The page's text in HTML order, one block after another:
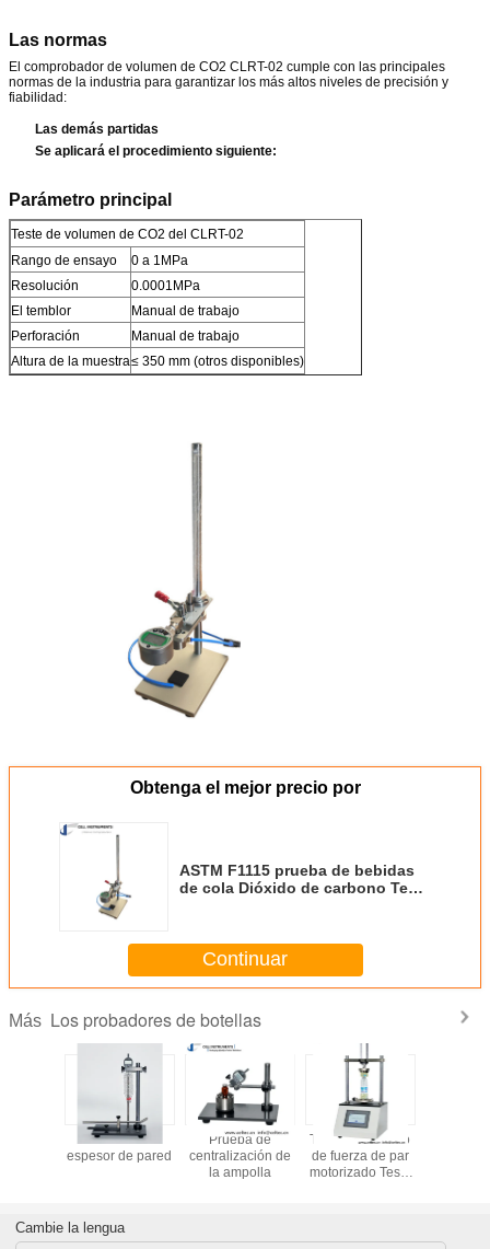
Las normas
El comprobador de volumen de CO2 CLRT-02 cumple con las principales
normas de la industria para garantizar los más altos niveles de precisión y
fiabilidad:
Las demás partidas
Se aplicará el procedimiento siguiente:
Parámetro principal
Teste de volumen de CO2 del CLRT-02
Rango de ensayo
0 a 1MPa
Resolución
0.0001MPa
El temblor
Manual de trabajo
Perforación
Manual de trabajo
Altura de la muestra≤ 350 mm (otros disponibles)
Obtenga el mejor precio por
ASTM F1115 prueba de bebidas
de cola Dióxido de carbono Testa
agitación manual
Continuar
Más Los probadores de botellas
de la
PET
Pruebador de
espesor de pared
Prueba de
centralización de
la ampolla
Teste automático
de fuerza de par
motorizado Teste
Cambie la lengua